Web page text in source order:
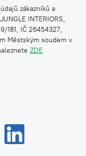
zákazníků a
INTERIORS,
181, IČ 26454327,
Městským soudem v
ZDE